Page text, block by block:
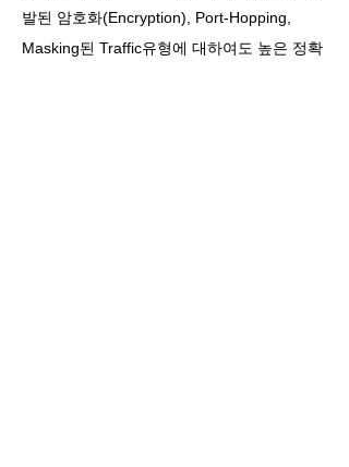
발된 암호화(Encryption), Port-Hopping,
Masking된 Traffic유형에 대하여도 높은 정확